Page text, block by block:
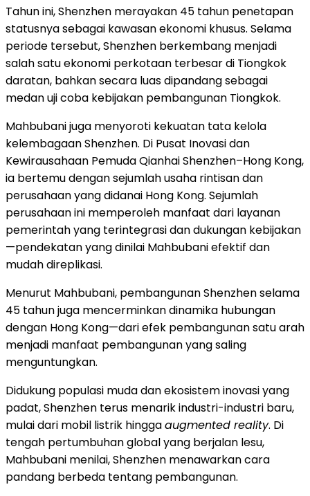
Tahun ini,Shenzhen merayakan 45 tahun penetapan
statusnya sebagai kawasan ekonomi khusus. Selama
periode tersebut,Shenzhen berkembang menjadi
salah satu ekonomi perkotaan terbesar di Tiongkok
daratan, bahkan secara luas dipandang sebagai
medan uji coba kebijakan pembangunan Tiongkok.
Mahbubani juga menyoroti kekuatan tata kelola
kelembagaanShenzhen. Di Pusat Inovasi dan
Kewirausahaan Pemuda Qianhai Shenzhen–Hong Kong,
ia bertemu dengan sejumlah usaha rintisan dan
perusahaan yang didanai Hong Kong. Sejumlah
perusahaan ini memperoleh manfaat dari layanan
pemerintah yang terintegrasi dan dukungan kebijakan
—pendekatan yang dinilai Mahbubani efektif dan
mudah direplikasi.
Menurut Mahbubani, pembangunanShenzhenselama
45 tahun juga mencerminkan dinamika hubungan
dengan Hong Kong—dari efek pembangunan satu arah
menjadi manfaat pembangunan yang saling
menguntungkan.
Didukung populasi muda dan ekosistem inovasi yang
padat,Shenzhen terus menarik industri-industri baru,
mulai dari mobil listrik hinggaaugmented reality. Di
tengah pertumbuhan global yang berjalan lesu,
Mahbubani menilai,Shenzhen menawarkan cara
pandang berbeda tentang pembangunan.